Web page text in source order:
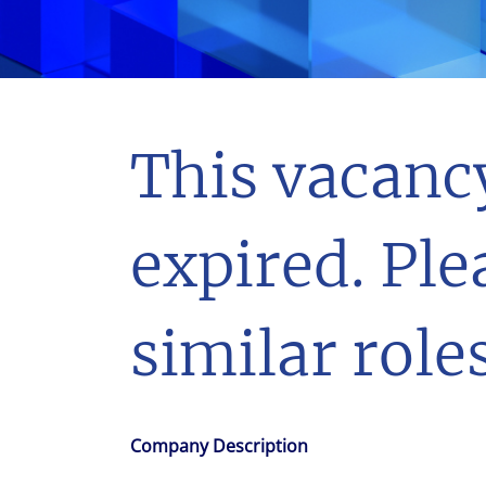
This
expired.
similar
Company Description
in assets under management, Colliers remains committed
success of our clients, investors, and people worldwide.